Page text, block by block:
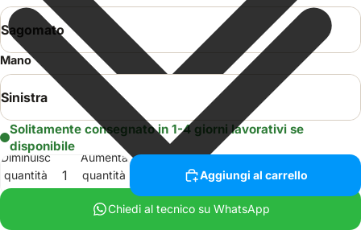
Mano
Solitamente consegnato in 1-4 giorni lavorativi se
disponibile
Diminuisci
quantità
Aumenta
quantità
Aggiungi al carrello
Chiedi al tecnico su WhatsApp